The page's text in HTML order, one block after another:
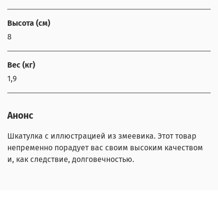
Высота (см)
8
Вес (кг)
1,9
Анонс
Шкатулка с иллюстрацией из змеевика. Этот товар
непременно порадует вас своим высоким качеством
и, как следствие, долговечностью.